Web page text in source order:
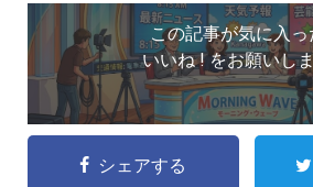
この記事が気に入っ
いいね ! をお願いし
シェアする